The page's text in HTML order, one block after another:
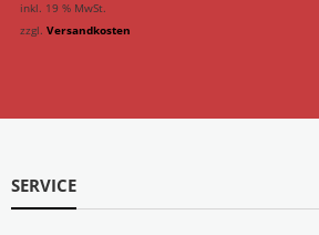
inkl. 19 % MwSt.
zzgl. Versandkosten
SERVICE